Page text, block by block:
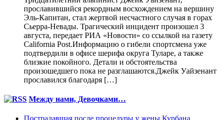
прославившийся рекордным восхождением на вершину
Эль-Капитан, стал жертвой несчастного случая в горах
Сьерра-Невады. Трагический инцидент произошел 3
августа, передает РИА «Новости» со ссылкой на газету
California Post.Информацию о гибели спортсмена уже
подтвердили в офисе шерифа округа Туларе, а также
близкие покойного. Детали и обстоятельства
произошедшего пока не разглашаются.Джейк Уайзенант
прославился благодаря […]
Между нами, Девочками…